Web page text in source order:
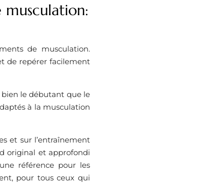
de musculation.
de repérer facilement
le débutant que le
à la musculation
et sur l’entraînement
original et approfondi
référence pour les
pour tous ceux qui